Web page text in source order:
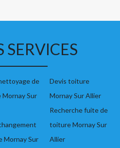
SERVICES
de
Sur
Mornay Sur
Devis toiture
Mornay Sur Allier
Recherche fuite de
toiture Mornay Sur
Allier